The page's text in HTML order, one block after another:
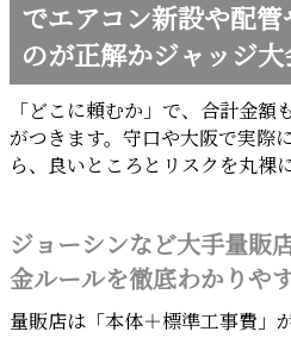
でエアコン新設や配
のが正解かジャッジ大
「どこに頼むか」で、合計金額
がつきます。守口や大阪で実際
ら、良いところとリスクを丸裸
ジョーシンなど大手量販
金ルールを徹底わかりや
量販店は「本体＋標準工事費」